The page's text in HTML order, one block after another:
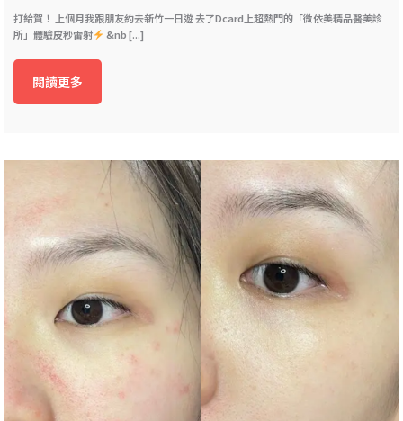
打給賀！ 上個月我跟朋友約去新竹一日遊 去了Dcard上超熱門的「微依美精品醫美診
所」體驗皮秒雷射
&nb [...]
閱讀更多